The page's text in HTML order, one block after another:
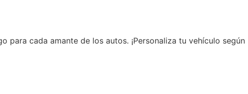
para cada amante de los autos. ¡Personaliza tu vehículo según